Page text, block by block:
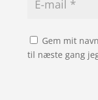
Gem mit
til næste gang